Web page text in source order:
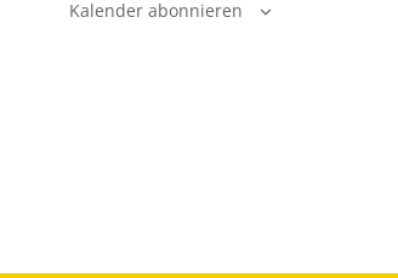
Kalender abonnieren